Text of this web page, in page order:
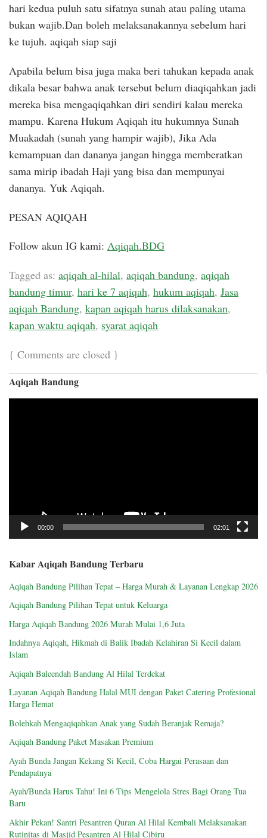
hari kedua puluh satu sifatnya sunah atau paling utama
bukan wajib.Dan boleh melaksanakannya sebelum hari
ke tujuh. aqiqah siap saji
Apabila belum bisa juga maka beri tahukan kepada anak
dikala besar bahwa anak tersebut belum diaqiqahkan jadi
mereka bisa mengaqiqahkan diri sendiri kalau mereka
mampu. Karena Hukum Aqiqah itu hukumnya Sunah
Muakadah (sunah yang hampir wajib), Jika Ada
kemampuan dan dananya jangan hingga memberatkan
sama mirip ibadah Haji yang bisa dan mempunyai
dananya. Yuk Aqiqah.
PESAN AQIQAH
Follow akun IG kami: Aqiqah.BDG
Tagged as: aqiqah al-hilal, aqiqah bandung, aqiqah
bandung timur, hari ke 7 aqiqah, hukum aqiqah, Jasa
aqiqah Bandung, kapan aqiqah harus dilaksanakan,
kapan waktu aqiqah, syarat aqiqah
{ Comments are closed }
Aqiqah Bandung
00:00 02:01
Kabar Aqiqah Bandung Terbaru
Aqiqah Bandung Pilihan Tepat – Harga Murah & Layanan Lengkap 2026
Aqiqah Bandung Pilihan Tepat untuk Keluarga
Harga Aqiqah Bandung 2026 Murah Mulai 1,6 Juta
Indahnya Aqiqah, Hikmah di Balik Ibadah Kelahiran Si Kecil dalam
Islam
Aqiqah Baleendah Bandung Al Hilal Terdekat
Layanan Aqiqah Bandung Halal MUI dengan Paket Catering Profesional
Harga Hemat
Bolehkah Mengaqiqahkan Anak yang Sudah Beranjak Remaja?
Aqiqah Bandung Paket Masakan Premium
Ayah Bunda Jangan Kekang Si Kecil, Coba Hargai Perasaan dan
Pendapatnya
Ayah/Bunda Harus Tahu! Ini 6 Tips Mengelola Stres Bagi Orang Tua
Baru
Akhir Pekan! Santri Pesantren Quran Al Hilal Kembali Melaksanakan
Rutinitas di Masjid Pesantren Al Hilal Cibiru